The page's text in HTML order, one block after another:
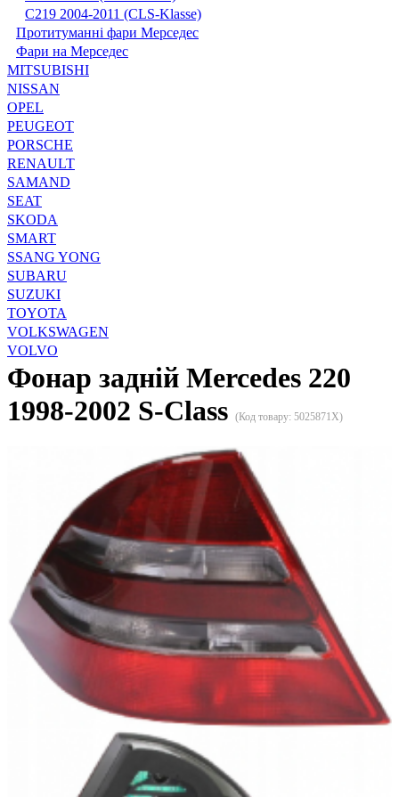
С219 2004-2011 (CLS-Klasse)
Протитуманні фари Мерседес
Фари на Мерседес
MITSUBISHI
NISSAN
OPEL
PEUGEOT
PORSCHE
RENAULT
SAMAND
SEAT
SKODA
SMART
SSANG YONG
SUBARU
SUZUKI
TOYOTA
VOLKSWAGEN
VOLVO
Фонар задній Mercedes 220
1998-2002 S-Class (Код товару: 5025871X)